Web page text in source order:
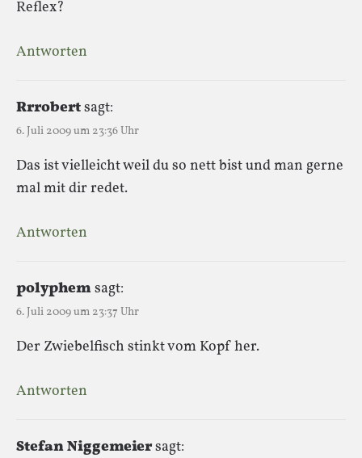
Reflex?
Antworten
Rrrobertsagt:
6. Juli 2009 um 23:36 Uhr
Das ist vielleicht weil du so nett bist und man gerne
mal mit dir redet.
Antworten
polyphemsagt:
6. Juli 2009 um 23:37 Uhr
Der Zwiebelfisch stinkt vom Kopf her.
Antworten
Stefan Niggemeiersagt: